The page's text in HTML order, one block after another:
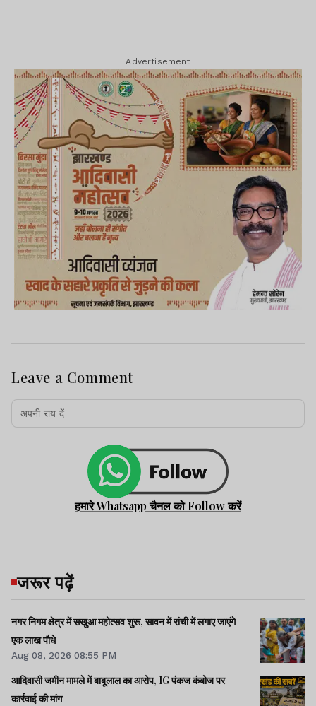
Advertisement
Leave a Comment
हमारे Whatsapp चैनल को Follow करें
जरूर पढ़ें
नगर निगम क्षेत्र में सखुआ महोत्सव शुरू, सावन में रांची में लगाए जाएंगे
एक लाख पौधे
Aug 08, 2026 08:55 PM
आदिवासी जमीन मामले में बाबूलाल का आरोप, IG पंकज कंबोज पर
कार्रवाई की मांग